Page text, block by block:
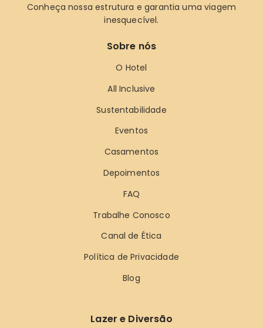
Conheça nossa estrutura e garantia uma viagem
inesquecível.
Sobre nós
O Hotel
All Inclusive
Sustentabilidade
Eventos
Casamentos
Depoimentos
FAQ
Trabalhe Conosco
Canal de Ética
Política de Privacidade
Blog
Lazer e Diversão